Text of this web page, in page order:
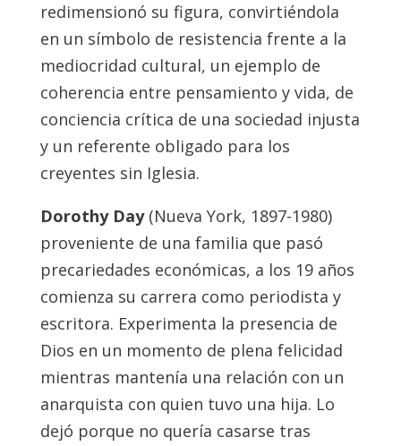
redimensionó su figura, convirtiéndola
en un símbolo de resistencia frente a la
mediocridad cultural, un ejemplo de
coherencia entre pensamiento y vida, de
conciencia crítica de una sociedad injusta
y un referente obligado para los
creyentes sin Iglesia.
Dorothy Day(Nueva York, 1897-1980)
proveniente de una familia que pasó
precariedades económicas, a los 19 años
comienza su carrera como periodista y
escritora. Experimenta la presencia de
Dios en un momento de plena felicidad
mientras mantenía una relación con un
anarquista con quien tuvo una hija. Lo
dejó porque no quería casarse tras